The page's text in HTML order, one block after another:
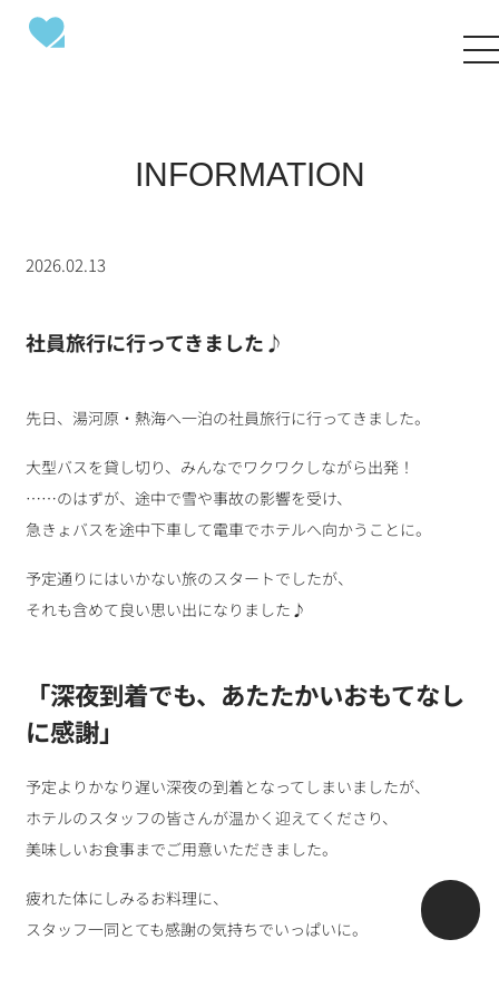
INFORMATION
2026.02.13
社員旅行に行ってきました♪
先日、湯河原・熱海へ一泊の社員旅行に行ってきました。
大型バスを貸し切り、みんなでワクワクしながら出発！
……のはずが、途中で雪や事故の影響を受け、
急きょバスを途中下車して電車でホテルへ向かうことに。
予定通りにはいかない旅のスタートでしたが、
それも含めて良い思い出になりました♪
「深夜到着でも、あたたかいおもてなし
に感謝」
予定よりかなり遅い深夜の到着となってしまいましたが、
ホテルのスタッフの皆さんが温かく迎えてくださり、
美味しいお食事までご用意いただきました。
疲れた体にしみるお料理に、
スタッフ一同とても感謝の気持ちでいっぱいに。